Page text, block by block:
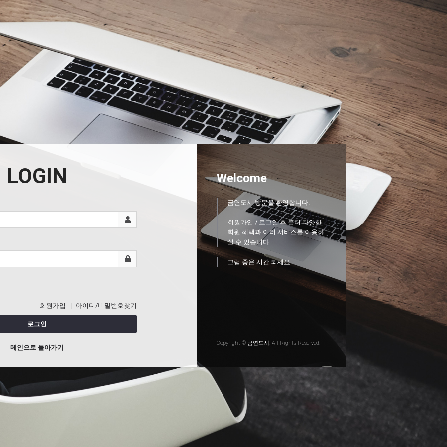
LOGIN
회원가입 아이디/비밀번호찾기
로그인
메인으로 돌아가기
Welcome
금연도시 방문을 환영합니다.
회원가입 / 로그인 후 좀더 다양한
회원 혜택과 여러 서비스를 이용하
실 수 있습니다.
그럼 좋은 시간 되세요.
Copyright © 금연도시. All Rights Reserved.